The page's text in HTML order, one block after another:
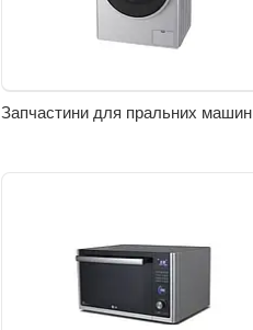
Запчастини для пральних машин